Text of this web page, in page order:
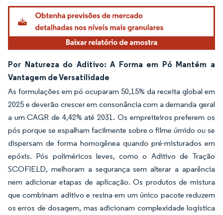
Por Natureza do Aditivo: A Forma em Pó Mantém a
Vantagem de Versatilidade
As formulações em pó ocuparam 50,15% da receita global em
2025 e deverão crescer em consonância com a demanda geral
a um CAGR de 4,42% até 2031. Os empreiteiros preferem os
pós porque se espalham facilmente sobre o filme úmido ou se
dispersam de forma homogênea quando pré-misturados em
epóxis. Pós poliméricos leves, como o Aditivo de Tração
SCOFIELD, melhoram a segurança sem alterar a aparência
nem adicionar etapas de aplicação. Os produtos de mistura
que combinam aditivo e resina em um único pacote reduzem
os erros de dosagem, mas adicionam complexidade logística